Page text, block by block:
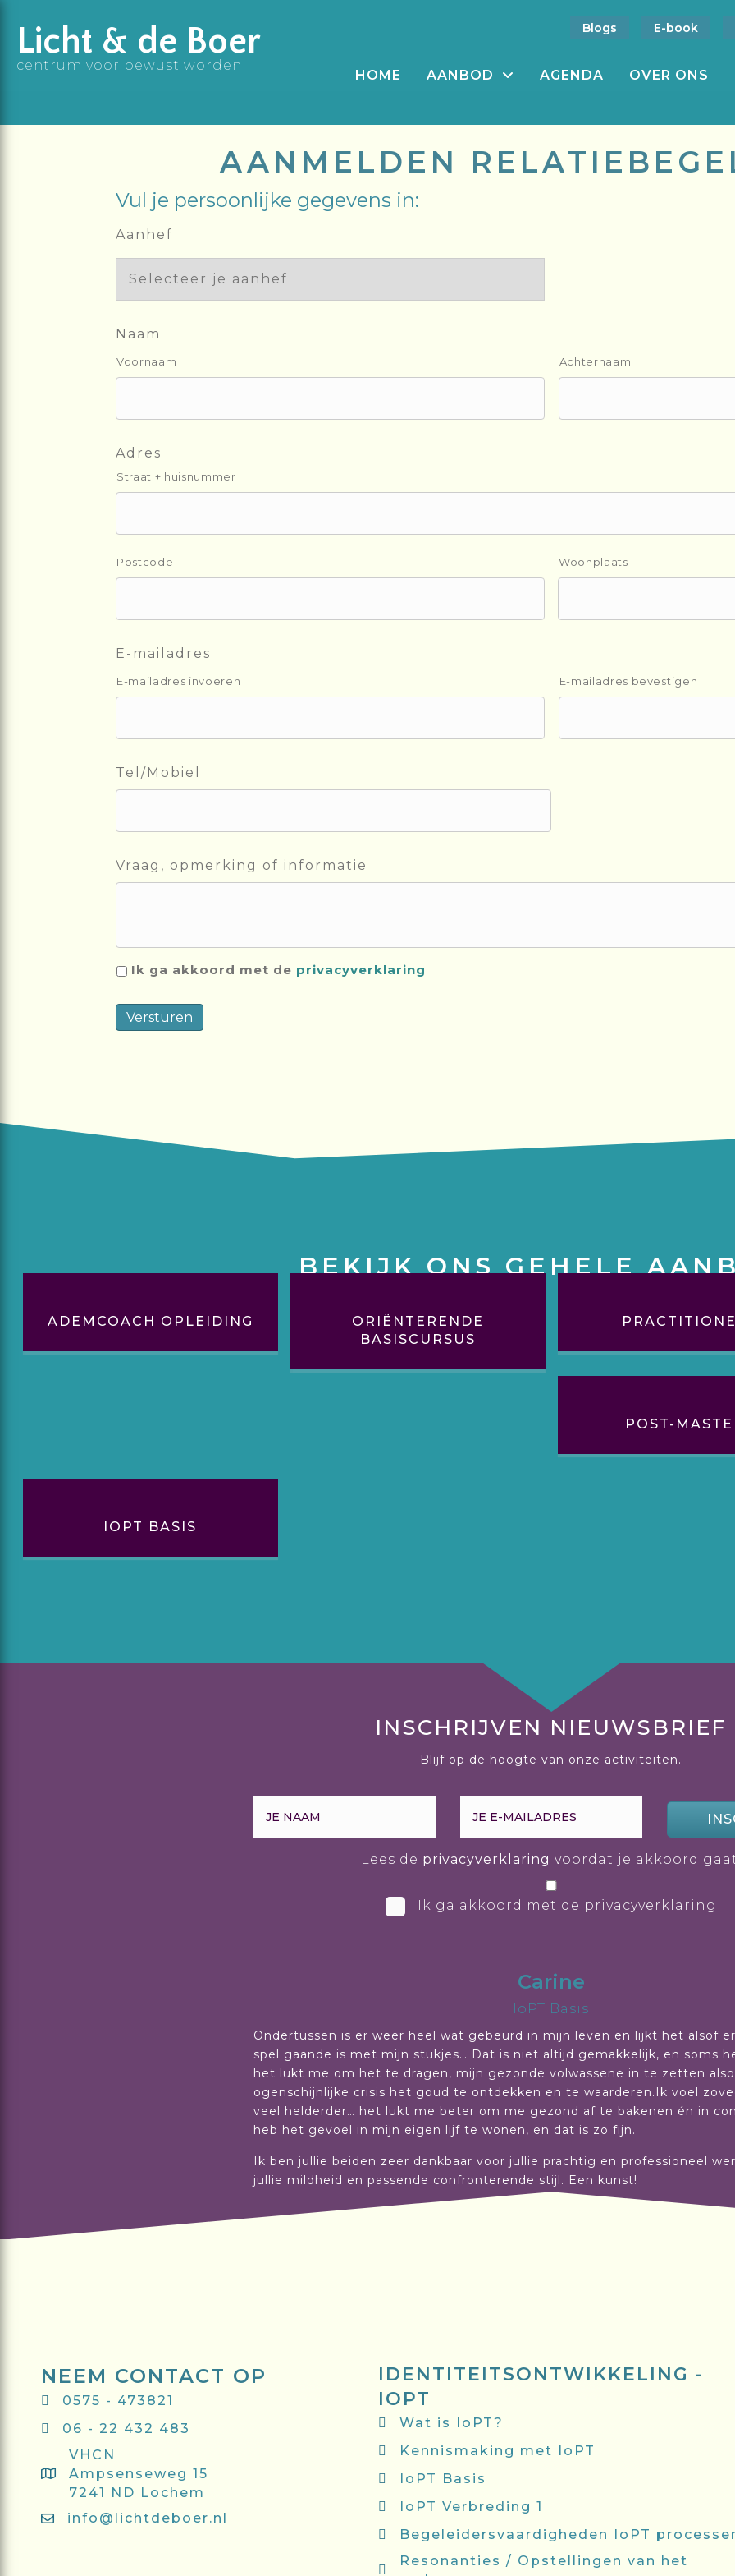
Licht & de Boer
centrum voor bewust worden
Blogs E-book
HOME AANBOD AGENDA OVER ONS
AANMELDEN
Vul je persoonlijke gegevens in:
Aanhef
Naam
Voornaam Achternaam
Adres
Straat + huisnummer
Postcode Woonplaats
E-mailadres
E-mailadres invoeren E-mailadres bevestigen
Tel/Mobiel
Vraag, opmerking of informatie
Ik ga akkoord met de privacyverklaring
BEKIJK ONS GEHELE
ADEMCOACH OPLEIDING
ORIËNTERENDE
BASISCURSUS
POST-
IOPT BASIS
INSCHRIJVEN NIEUWSBRIEF
Blijf op de hoogte van onze activiteiten.
Lees de privacyverklaring voordat je akkoord
Ik ga akkoord met de privacyverklaring
Carine
IoPT Basis
Ondertussen is er weer heel wat gebeurd in mijn leven en lijkt het alsof
spel gaande is met mijn stukjes… Dat is niet altijd gemakkelijk, en soms
het lukt me om het te dragen, mijn gezonde volwassene in te zetten
ogenschijnlijke crisis het goud te ontdekken en te waarderen.Ik voel
veel helderder… het lukt me beter om me gezond af te bakenen én in
heb het gevoel in mijn eigen lijf te wonen, en dat is zo fijn.
Ik ben jullie beiden zeer dankbaar voor jullie prachtig en professioneel
jullie mildheid en passende confronterende stijl. Een kunst!
NEEM CONTACT OP
0575 - 473821
06 - 22 432 483
VHCN
Ampsenseweg 15
7241 ND Lochem
info@lichtdeboer.nl
IDENTITEITSONTWIKKELING -
IOPT
Wat is IoPT?
Kennismaking met IoPT
IoPT Basis
IoPT Verbreding 1
Begeleidersvaardigheden IoPT
Resonanties / Opstellingen van het